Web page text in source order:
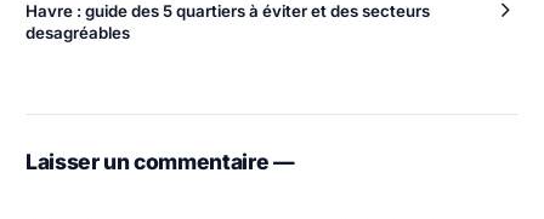
Havre : guide des 5 quartiers à éviter et des secteurs
desagréables
Laisser un commentaire —